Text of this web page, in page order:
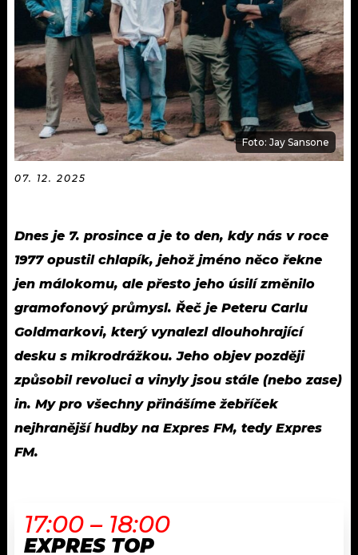
KULTURA
MIX
OSTATNÍ
Foto: Jay Sansone
07. 12. 2025
Dnes je 7. prosince a je to den, kdy nás v roce
1977 opustil chlapík, jehož jméno něco řekne
jen málokomu, ale přesto jeho úsilí změnilo
gramofonový průmysl. Řeč je Peteru Carlu
Goldmarkovi, který vynalezl dlouhohrající
desku s mikrodrážkou. Jeho objev později
způsobil revoluci a vinyly jsou stále (nebo zase)
in. My pro všechny přinášíme žebříček
nejhranější hudby na Expres FM, tedy Expres
FM.
17:00 – 18:00
EXPRES TOP